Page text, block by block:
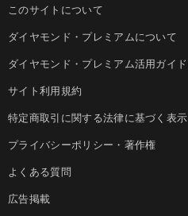
このサイトについて
ダイヤモンド・プレミアムについて
ダイヤモンド・プレミアム活用ガイド
サイト利用規約
特定商取引に関する法律に基づく表示
プライバシーポリシー・著作権
よくある質問
広告掲載